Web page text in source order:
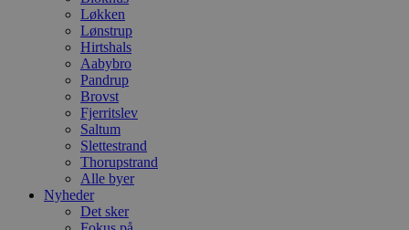
Løkken
Lønstrup
Hirtshals
Aabybro
Pandrup
Brovst
Fjerritslev
Saltum
Slettestrand
Thorupstrand
Alle byer
Nyheder
Det sker